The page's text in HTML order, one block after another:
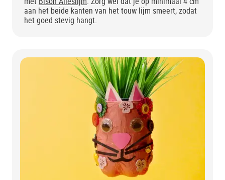
aan het beide kanten van het touw lijm smeert, zodat
het goed stevig hangt.